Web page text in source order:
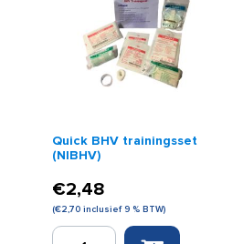
Quick BHV trainingsset
(NIBHV)
€2,48
(€2,70 inclusief 9 % BTW)
Quick